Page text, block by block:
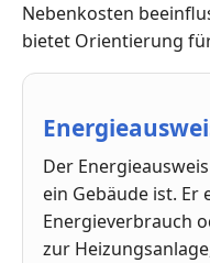
Nebenkosten
bietet Orientierung
Der
ein Gebäude ist. Er
Energieverbrauch
zur